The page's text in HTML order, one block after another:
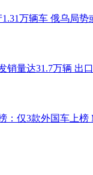
1.31万辆车 俄乌局势
销量达31.7万辆 出
：仅3款外国车上榜